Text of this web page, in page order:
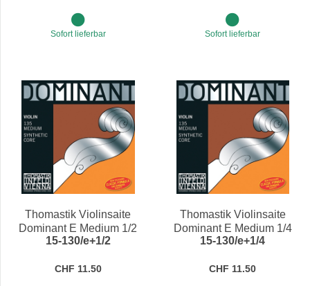
Sofort lieferbar Sofort lieferbar
Thomastik Violinsaite
Dominant E Medium 1/2
15-130/e+1/2
CHF 11.50
Thomastik Violinsaite
Dominant E Medium 1/4
15-130/e+1/4
CHF 11.50